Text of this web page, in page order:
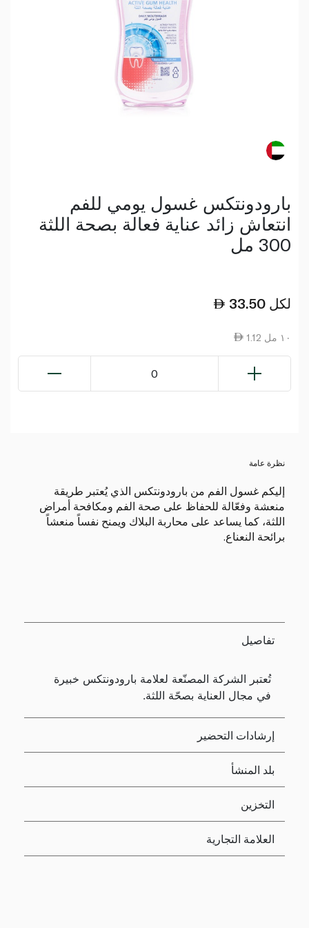
بارودونتكس غسول يومي للفم
انتعاش زائد عناية فعالة بصحة اللثة
300 مل
33.50 لكل
1.12 ١٠ مل
0
نظرة عامة
إليكم غسول الفم من بارودونتكس الذي يُعتبر طريقة
منعشة وفعّالة للحفاظ على صحة الفم ومكافحة أمراض
اللثة، كما يساعد على محاربة البلاك ويمنح نفساً منعشاً
برائحة النعناع.
تفاصيل
تُعتبر الشركة المصنّعة لعلامة بارودونتكس خبيرة
في مجال العناية بصحّة اللثة.
إرشادات التحضير
بلد المنشأ
التخزين
العلامة التجارية